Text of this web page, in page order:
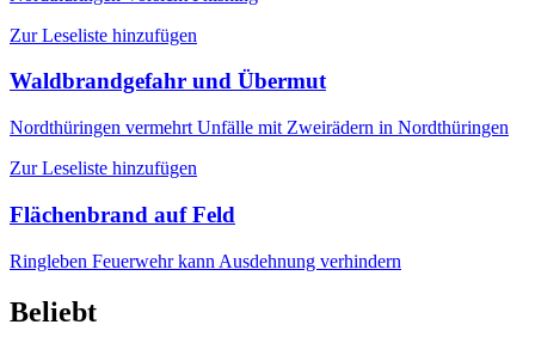
Zur Leseliste hinzufügen
Waldbrandgefahr und Übermut
Nordthüringen vermehrt Unfälle mit Zweirädern in Nordthüringen
Zur Leseliste hinzufügen
Flächenbrand auf Feld
Ringleben Feuerwehr kann Ausdehnung verhindern
Beliebt